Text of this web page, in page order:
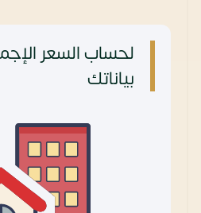
لحساب السعر
بياناتك